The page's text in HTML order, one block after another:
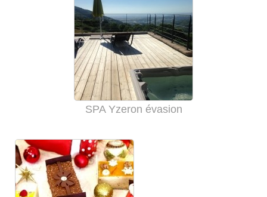
SPA Yzeron évasion